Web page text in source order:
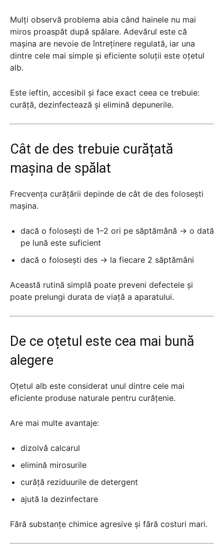
Mulți observă problema abia când hainele nu mai
miros proaspăt după spălare. Adevărul este că
mașina are nevoie de întreținere regulată, iar una
dintre cele mai simple și eficiente soluții este oțetul
alb.
Este ieftin, accesibil și face exact ceea ce trebuie:
curăță, dezinfectează și elimină depunerile.
Cât de des trebuie curățată
mașina de spălat
Frecvența curățării depinde de cât de des folosești
mașina.
dacă o folosești de 1–2 ori pe săptămână → o dată
pe lună este suficient
dacă o folosești des → la fiecare 2 săptămâni
Această rutină simplă poate preveni defectele și
poate prelungi durata de viață a aparatului.
De ce oțetul este cea mai bună
alegere
Oțetul alb este considerat unul dintre cele mai
eficiente produse naturale pentru curățenie.
Are mai multe avantaje:
dizolvă calcarul
elimină mirosurile
curăță reziduurile de detergent
ajută la dezinfectare
Fără substanțe chimice agresive și fără costuri mari.